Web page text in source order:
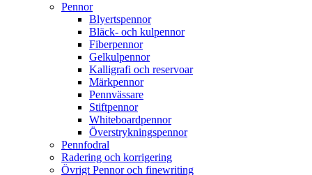
Pennor
Blyertspennor
Bläck- och kulpennor
Fiberpennor
Gelkulpennor
Kalligrafi och reservoar
Märkpennor
Pennvässare
Stiftpennor
Whiteboardpennor
Överstrykningspennor
Pennfodral
Radering och korrigering
Övrigt Pennor och finewriting